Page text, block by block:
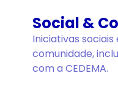
Social &
Iniciativas
comunidade,
com a CEDEMA.